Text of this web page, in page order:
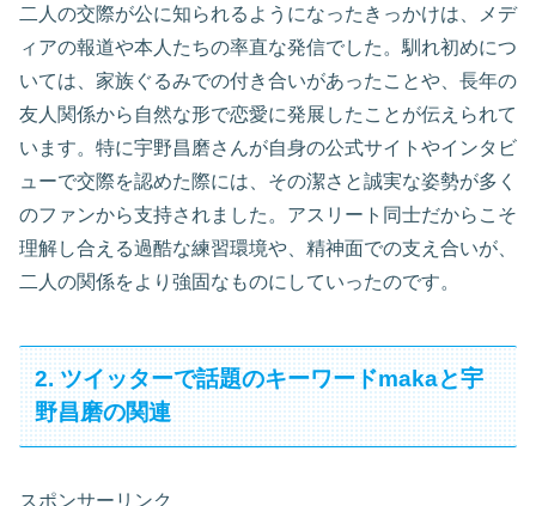
二人の交際が公に知られるようになったきっかけは、メデ
ィアの報道や本人たちの率直な発信でした。馴れ初めにつ
いては、家族ぐるみでの付き合いがあったことや、長年の
友人関係から自然な形で恋愛に発展したことが伝えられて
います。特に宇野昌磨さんが自身の公式サイトやインタビ
ューで交際を認めた際には、その潔さと誠実な姿勢が多く
のファンから支持されました。アスリート同士だからこそ
理解し合える過酷な練習環境や、精神面での支え合いが、
二人の関係をより強固なものにしていったのです。
2. ツイッターで話題のキーワードmakaと宇
野昌磨の関連
スポンサーリンク